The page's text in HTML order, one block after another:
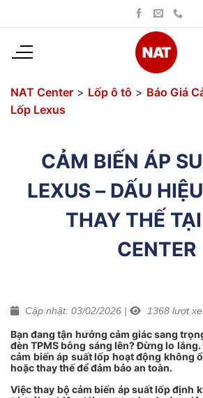
dung
NAT Center > Lốp ô tô > Báo Giá
Lốp Lexus
CẢM BIẾN ÁP
LEXUS – DẤU
THAY THẾ
CENTER
Cập nhật: 03/02/2026 | 1368 lượt
Bạn đang tận hưởng cảm giác sang
đèn TPMS bỗng sáng lên? Đừng lo
cảm biến áp suất lốp hoạt động không
hoặc thay thế để đảm bảo an toàn.
Việc thay bộ cảm biến áp suất lốp định